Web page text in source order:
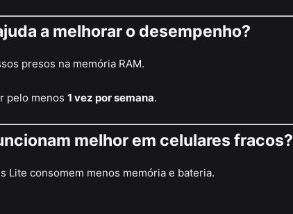
a melhorar o desempenho?
presos na memória RAM.
pelo menos 1 vez por semana.
melhor em celulares fracos?
Lite consomem menos memória e bateria.